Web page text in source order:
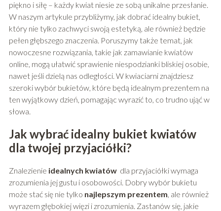
piękno i siłę – każdy kwiat niesie ze sobą unikalne przesłanie.
W naszym artykule przybliżymy, jak dobrać idealny bukiet,
który nie tylko zachwyci swoją estetyką, ale również będzie
pełen głębszego znaczenia. Poruszymy także temat, jak
nowoczesne rozwiązania, takie jak zamawianie kwiatów
online, mogą ułatwić sprawienie niespodzianki bliskiej osobie,
nawet jeśli dzielą nas odległości. W kwiaciarni znajdziesz
szeroki wybór bukietów, które będą idealnym prezentem na
ten wyjątkowy dzień, pomagając wyrazić to, co trudno ująć w
słowa.
Jak wybrać idealny bukiet kwiatów
dla twojej przyjaciółki?
Znalezienie idealnych kwiatówdla przyjaciółki wymaga
zrozumienia jej gustu i osobowości. Dobry wybór bukietu
może stać się nie tylko najlepszym prezentem , ale również
wyrazem głębokiej więzi i zrozumienia. Zastanów się, jakie